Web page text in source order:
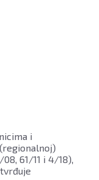
i
61/11 i 4/18),